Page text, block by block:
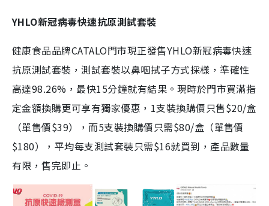
YHLO新冠病毒快速抗原測試套裝
健康食品品牌CATALO門市現正發售YHLO新冠病毒快速
抗原測試套裝，測試套裝以鼻咽拭子方式採樣，準確性
高達98.26%，最快15分鐘就有結果。現時於門市買滿指
定金額換購更可享有獨家優惠，1支裝換購價只售$20/盒
（單售價$39），而5支裝換購價只需$80/盒（單售價
$180），平均每支測試套裝只需$16就買到，產品數量
有限，售完即止。